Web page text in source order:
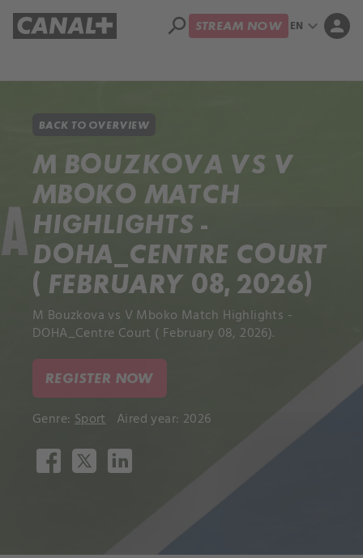
search STREAM NOW EN expand_more person
BACK TO OVERVIEW
M BOUZKOVA VS V
MBOKO MATCH
HIGHLIGHTS -
DOHA_CENTRE COURT
( FEBRUARY 08, 2026)
M Bouzkova vs V Mboko Match Highlights -
DOHA_Centre Court ( February 08, 2026).
REGISTER NOW
Genre: Sport Aired year: 2026